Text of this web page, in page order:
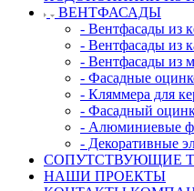
ВЕНТФАСАДЫ
- Вентфасады из
- Вентфасады из
- Вентфасады из
- Фасадные
- Кляммера для
- Фасадный
- Алюминиевые
- Декоративные
СОПУТСТВУЮЩИЕ
НАШИ ПРОЕКТЫ